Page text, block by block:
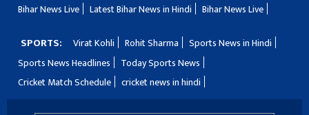
Bihar News Live
Latest Bihar News in Hindi Bihar News Live
SPORTS: Virat Kohli Rohit Sharma
Sports News in Hindi
Sports News Headlines
Today Sports News
Cricket Match Schedule
cricket news in hindi